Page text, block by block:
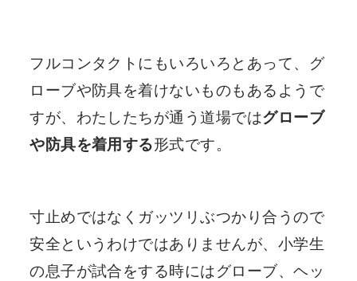
フルコンタクトにもいろいろとあって、グ
ローブや防具を着けないものもあるようで
すが、わたしたちが通う道場ではグローブ
や防具を着用する形式です。
寸止めではなくガッツリぶつかり合うので
安全というわけではありませんが、小学生
の息子が試合をする時にはグローブ、ヘッ